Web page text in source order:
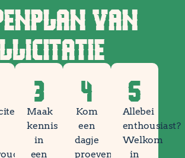
VAN
3
Maak
kennis
in
een
4
Kom
een
dagje
proeven
5
Allebei
enthousiast?
Welkom
in